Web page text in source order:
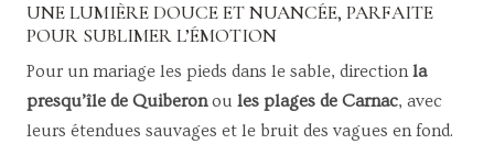
UNE LUMIÈRE DOUCE ET NUANCÉE, PARFAITE
POUR SUBLIMER L’ÉMOTION
Pour un mariage les pieds dans le sable, directionla
presqu’île de Quiberonou les plages de Carnac, avec
leurs étendues sauvages et le bruit des vagues en fond.